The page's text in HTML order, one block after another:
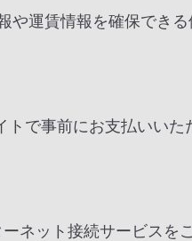
運賃情報を確保でき
で事前にお支払いいた
ネット接続サービスを